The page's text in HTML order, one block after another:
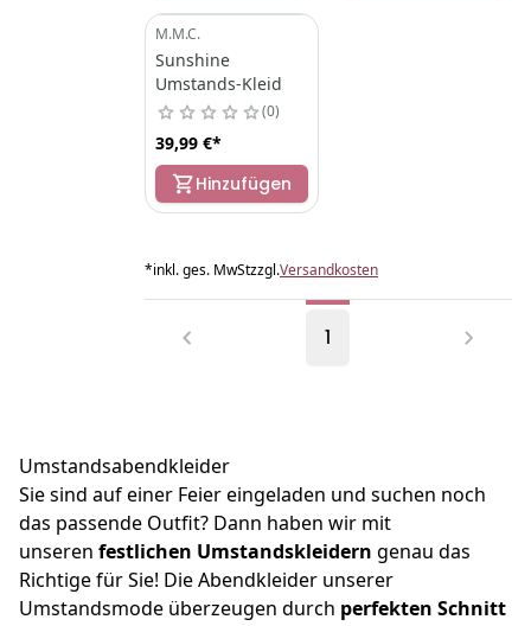
M.M.C.
Sunshine
Umstands-Kleid
0
39,99 €*
Hinzufügen
*inkl. ges. MwStzzgl.Versandkosten
1
Umstandsabendkleider
Sie sind auf einer Feier eingeladen und suchen noch
das passende Outfit? Dann haben wir mit
unseren festlichen Umstandskleidern genau das
Richtige für Sie! Die Abendkleider unserer
Umstandsmode überzeugen durch perfekten Schnitt